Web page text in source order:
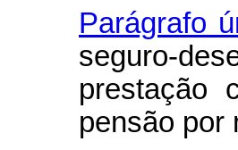
Parágrafo
seguro-
prestação
pensão por